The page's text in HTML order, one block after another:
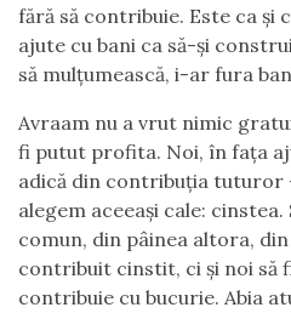
fără să contribuie. Este ca și
ajute cu bani ca să-și
să mulțumească, i-ar fura
Avraam nu a vrut nimic
fi putut profita. Noi, în fața
adică din contribuția tuturor
alegem aceeași cale:
comun, din pâinea altora,
contribuit cinstit, ci și noi să
contribuie cu bucurie. Abia